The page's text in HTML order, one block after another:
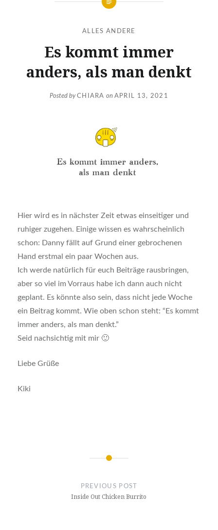
ALLES ANDERE
Es kommt immer
anders, als man denkt
Posted byCHIARA on APRIL 13, 2021
Hier wird es in nächster Zeit etwas einseitiger und
ruhiger zugehen. Einige wissen es wahrscheinlich
schon: Danny fällt auf Grund einer gebrochenen
Hand erstmal ein paar Wochen aus.
Ich werde natürlich für euch Beiträge rausbringen,
aber so viel im Vorraus habe ich dann auch nicht
geplant. Es könnte also sein, dass nicht jede Woche
ein Beitrag kommt. Wie oben schon steht: “Es kommt
immer anders, als man denkt.”
Seid nachsichtig mit mir 🙂
Liebe Grüße
Kiki
PREVIOUS POST
Inside Out Chicken Burrito